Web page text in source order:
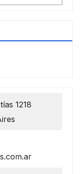
1218